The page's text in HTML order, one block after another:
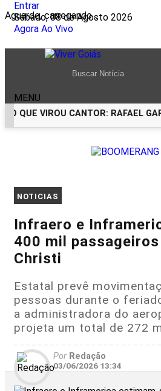
Aguarde, carregando...
Entrar
Sábado, 08 de Agosto 2026
Agora Ao Vivo
MENU
QUE VIROU CANTOR: RAFAEL
NOTICIAS
Infraero e
400 mil
Christi
Estatal prevê
pessoas durante o
a administradora do
projeta um total de 272
Por Redação
03/06/2026 13:34